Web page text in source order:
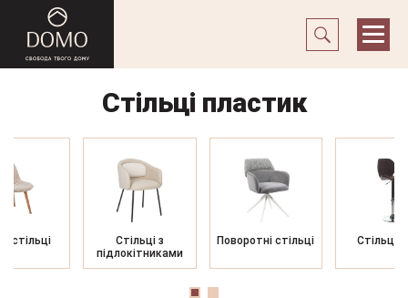
Стільці пластик
стільці
Стільці з
підлокітниками
Поворотні стільці Стільці